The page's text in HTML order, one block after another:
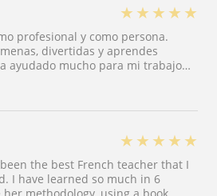
★ ★ ★ ★ ★
profesional y como persona.
divertidas y aprendes
ayudado mucho para mi trabajo
a hablar con más soltura.
★ ★ ★ ★ ★
the best French teacher that I
I have learned so much in 6